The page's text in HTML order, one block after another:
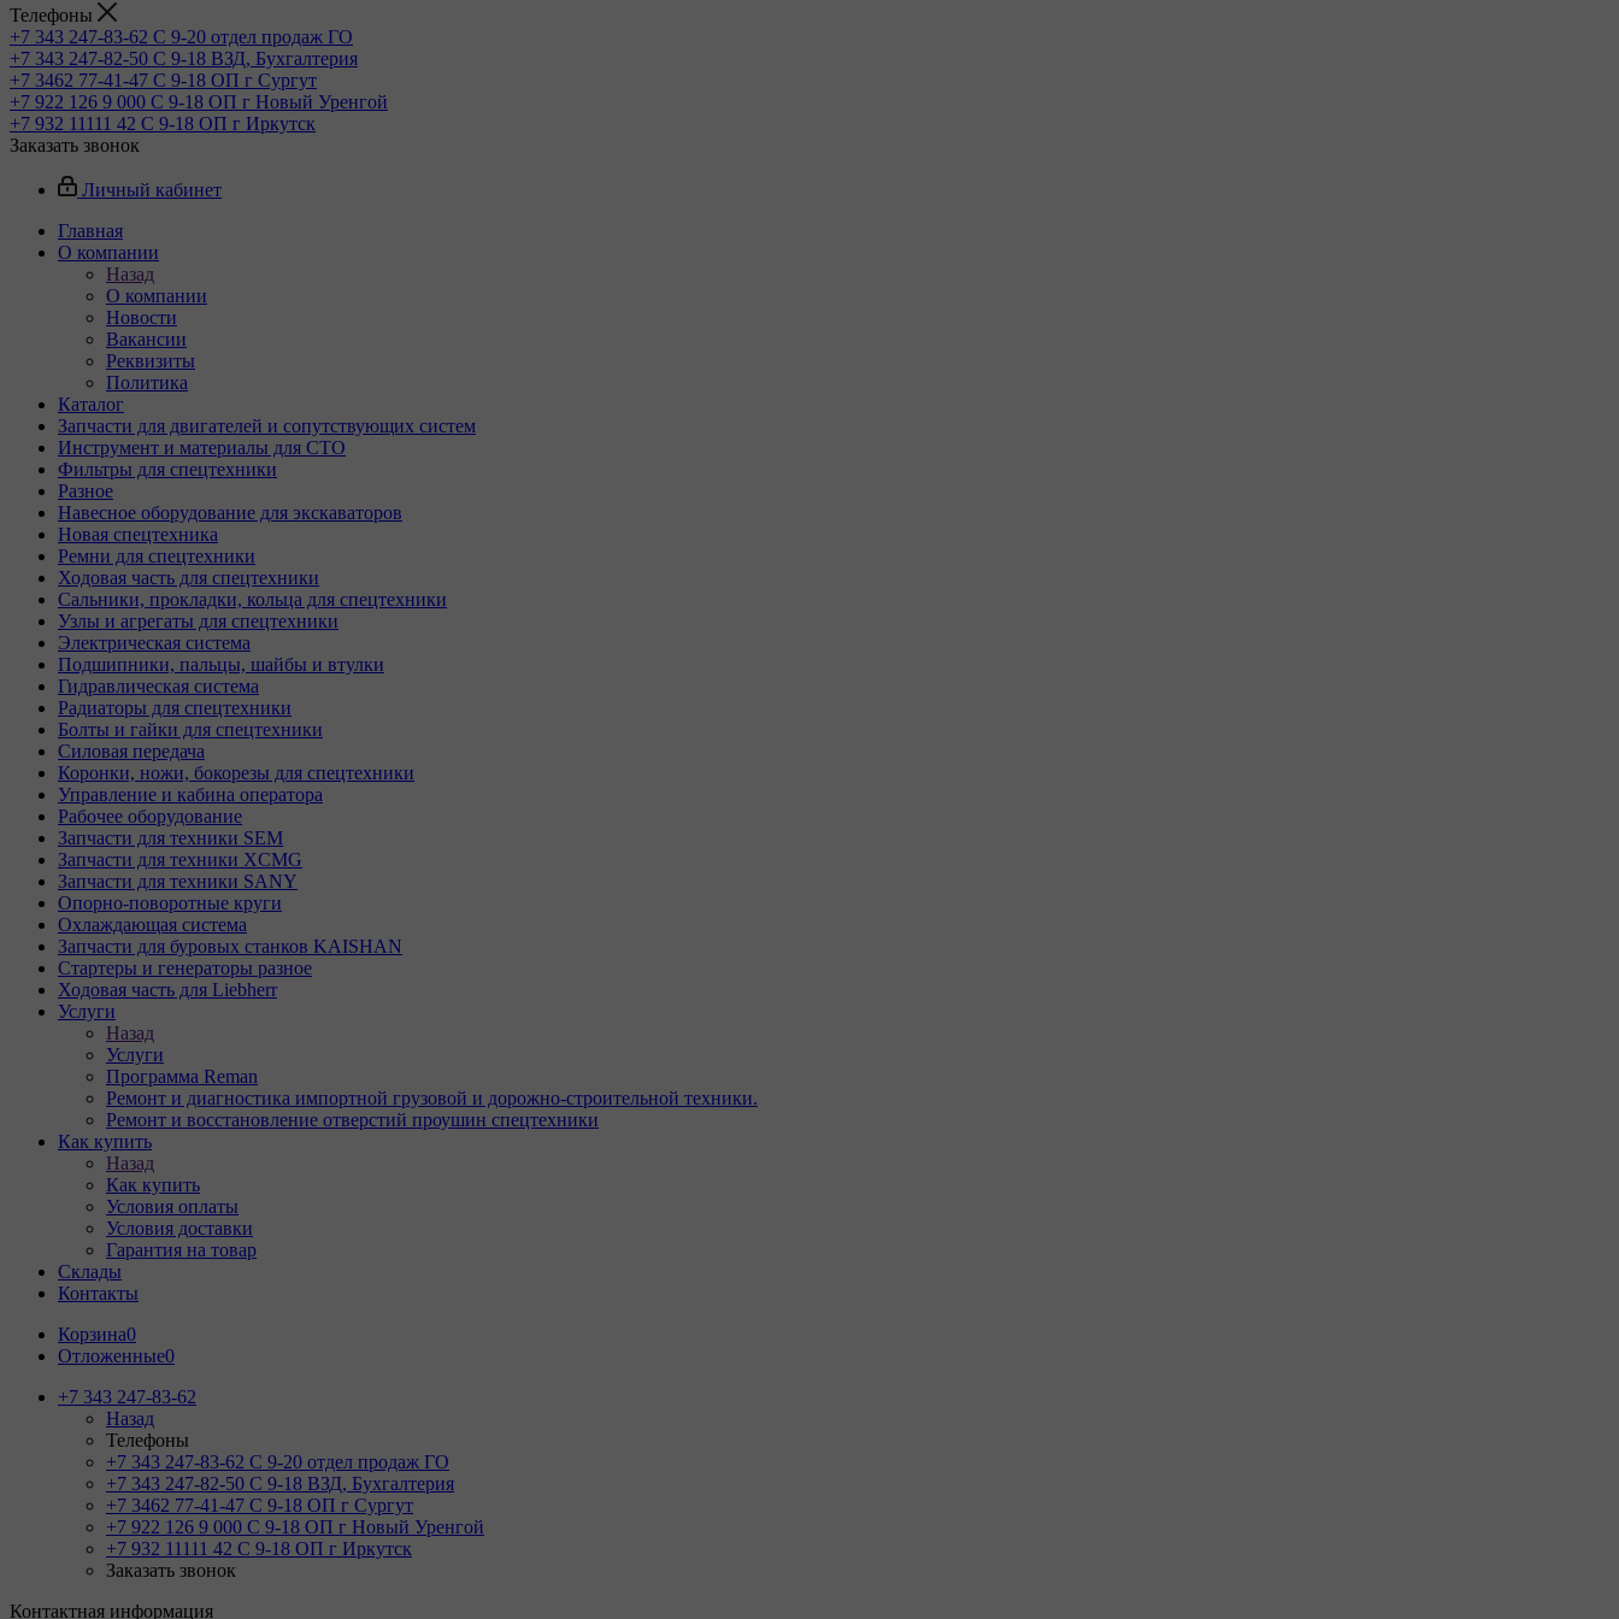
Телефоны
+7 343 247-83-62 С 9-20 отдел продаж ГО
+7 343 247-82-50 С 9-18 ВЗД, Бухгалтерия
+7 3462 77-41-47 С 9-18 ОП г Сургут
+7 922 126 9 000 С 9-18 ОП г Новый Уренгой
+7 932 11111 42 С 9-18 ОП г Иркутск
Заказать звонок
Личный кабинет
Главная
О компании
Назад
О компании
Новости
Вакансии
Реквизиты
Политика
Каталог
Запчасти для двигателей и сопутствующих систем
Инструмент и материалы для СТО
Фильтры для спецтехники
Разное
Навесное оборудование для экскаваторов
Новая спецтехника
Ремни для спецтехники
Ходовая часть для спецтехники
Сальники, прокладки, кольца для спецтехники
Узлы и агрегаты для спецтехники
Электрическая система
Подшипники, пальцы, шайбы и втулки
Гидравлическая система
Радиаторы для спецтехники
Болты и гайки для спецтехники
Силовая передача
Коронки, ножи, бокорезы для спецтехники
Управление и кабина оператора
Рабочее оборудование
Запчасти для техники SEM
Запчасти для техники XCMG
Запчасти для техники SANY
Опорно-поворотные круги
Охлаждающая система
Запчасти для буровых станков KAISHAN
Стартеры и генераторы разное
Ходовая часть для Liebherr
Услуги
Назад
Услуги
Программа Reman
Ремонт и диагностика импортной грузовой и дорожно-строительной техники.
Ремонт и восстановление отверстий проушин спецтехники
Как купить
Назад
Как купить
Условия оплаты
Условия доставки
Гарантия на товар
Склады
Контакты
Корзина0
Отложенные0
+7 343 247-83-62
Назад
Телефоны
+7 343 247-83-62 С 9-20 отдел продаж ГО
+7 343 247-82-50 С 9-18 ВЗД, Бухгалтерия
+7 3462 77-41-47 С 9-18 ОП г Сургут
+7 922 126 9 000 С 9-18 ОП г Новый Уренгой
+7 932 11111 42 С 9-18 ОП г Иркутск
Заказать звонок
Контактная информация